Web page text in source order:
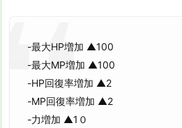
-最大HP増加 ▲100
-最大MP増加 ▲100
-HP回復率増加 ▲2
-MP回復率増加 ▲2
-力増加 ▲1０